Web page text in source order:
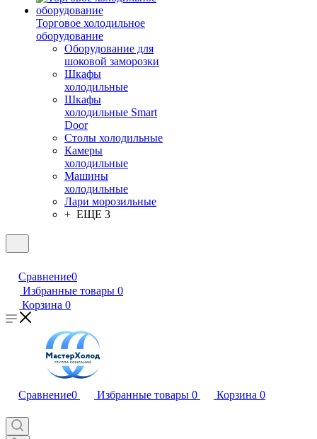
Торговое холодильное
оборудование
Оборудование для
шоковой заморозки
Шкафы
холодильные
Шкафы
холодильные Smart
Door
Столы холодильные
Камеры
холодильные
Машины
холодильные
Лари морозильные
+ ЕЩЕ 3
Сравнение0
Избранные товары 0
Корзина 0
Сравнение0 Избранные товары 0 Корзина 0